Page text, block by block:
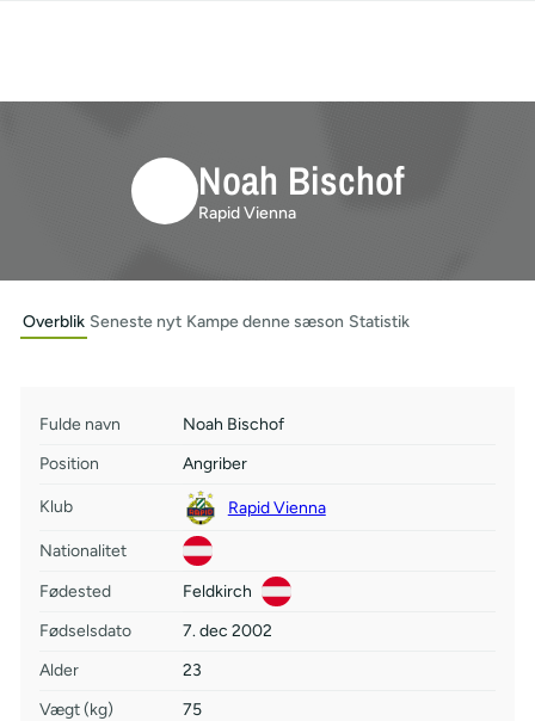
Noah Bischof
Rapid Vienna
Overblik Seneste nyt Kampe denne sæson Statistik
Fulde navn
Noah Bischof
Position
Angriber
Klub Rapid Vienna
Nationalitet
Fødested
Feldkirch
Fødselsdato
7. dec 2002
Alder
23
Vægt (kg)
75